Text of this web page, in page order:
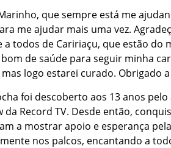
que sempre está me
me ajudar mais uma vez.
todos de Caririaçu, que estão do
de saúde para seguir minha
logo estarei curado. Obrigado
foi descoberto aos 13 anos
Record TV. Desde então,
a mostrar apoio e esperança
nos palcos, encantando a